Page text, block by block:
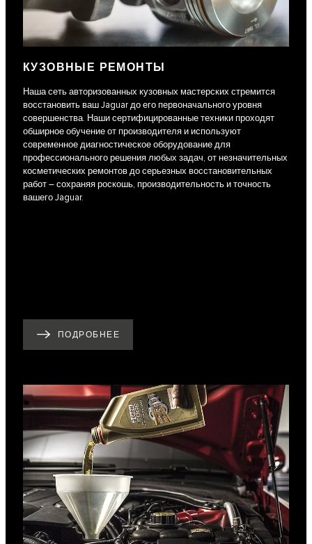
КУЗОВНЫЕ РЕМОНТЫ
Наша сеть авторизованных кузовных мастерских стремится
восстановить ваш Jaguar до его первоначального уровня
совершенства. Наши сертифицированные техники проходят
обширное обучение от производителя и используют
современное диагностическое оборудование для
профессионального решения любых задач, от незначительных
косметических ремонтов до серьезных восстановительных
работ – сохраняя роскошь, производительность и точность
вашего Jaguar.
ПОДРОБНЕЕ